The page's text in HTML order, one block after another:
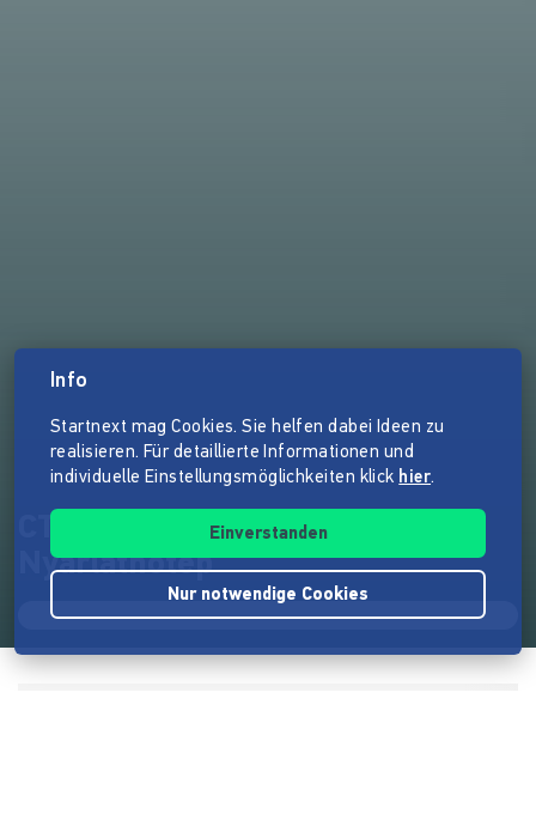
CTHULHU - Masken des
Nyarlathotep
Info
Startnext mag Cookies. Sie helfen dabei Ideen zu
realisieren. Für detaillierte Informationen und
individuelle Einstellungsmöglichkeiten klick hier.
Einverstanden
Nur notwendige Cookies